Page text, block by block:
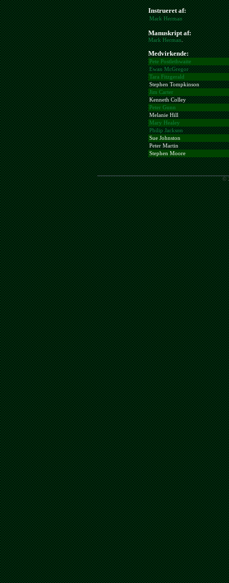
Instrueret af:
Mark Herman
Manuskript af:
Mark Herman.
Medvirkende:
Pete Postlethwaite
Ewan McGregor
Tara Fitzgerald
Stephen Tompkinson
Jim Carter
Kenneth Colley
Peter Gunn
Melanie Hill
Mary Healey
Philip Jackson
Sue Johnston
Peter Martin
Stephen Moore
©